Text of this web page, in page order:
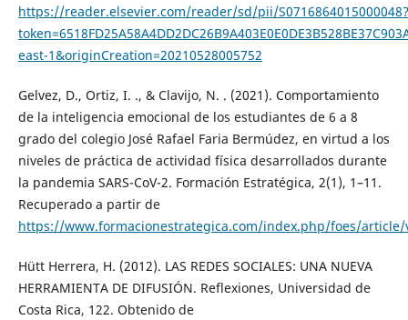
https://reader.elsevier.com/reader/sd/pii/S0716864015000048?
east-1&originCreation=20210528005752
Gelvez, D., Ortiz, I. ., & Clavijo, N. . (2021). Comportamiento
de la inteligencia emocional de los estudiantes de 6 a 8
grado del colegio José Rafael Faria Bermúdez, en virtud a los
niveles de práctica de actividad física desarrollados durante
la pandemia SARS-CoV-2. Formación Estratégica, 2(1), 1–11.
Recuperado a partir de
https://www.formacionestrategica.com/index.php/foes/article/
Hütt Herrera, H. (2012). LAS REDES SOCIALES: UNA NUEVA
HERRAMIENTA DE DIFUSIÓN. Reflexiones, Universidad de
Costa Rica, 122. Obtenido de